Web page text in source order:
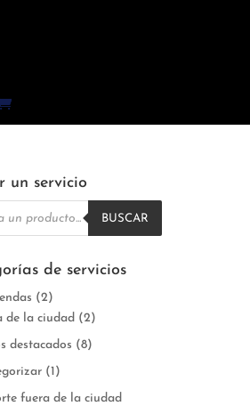
un servicio
BUSCAR
de servicios
(2)
de la ciudad (2)
destacados (8)
(1)
fuera de la ciudad